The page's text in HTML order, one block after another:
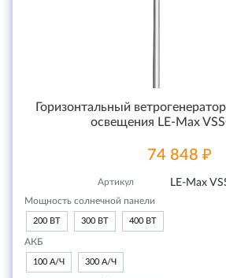
Горизонтальный
освещения LE-Max
74 848 ₽
Артикул LE-Max
Мощность солнечной панели
200 ВТ 300 ВТ 400 ВТ
АКБ
100 А/Ч 300 А/Ч